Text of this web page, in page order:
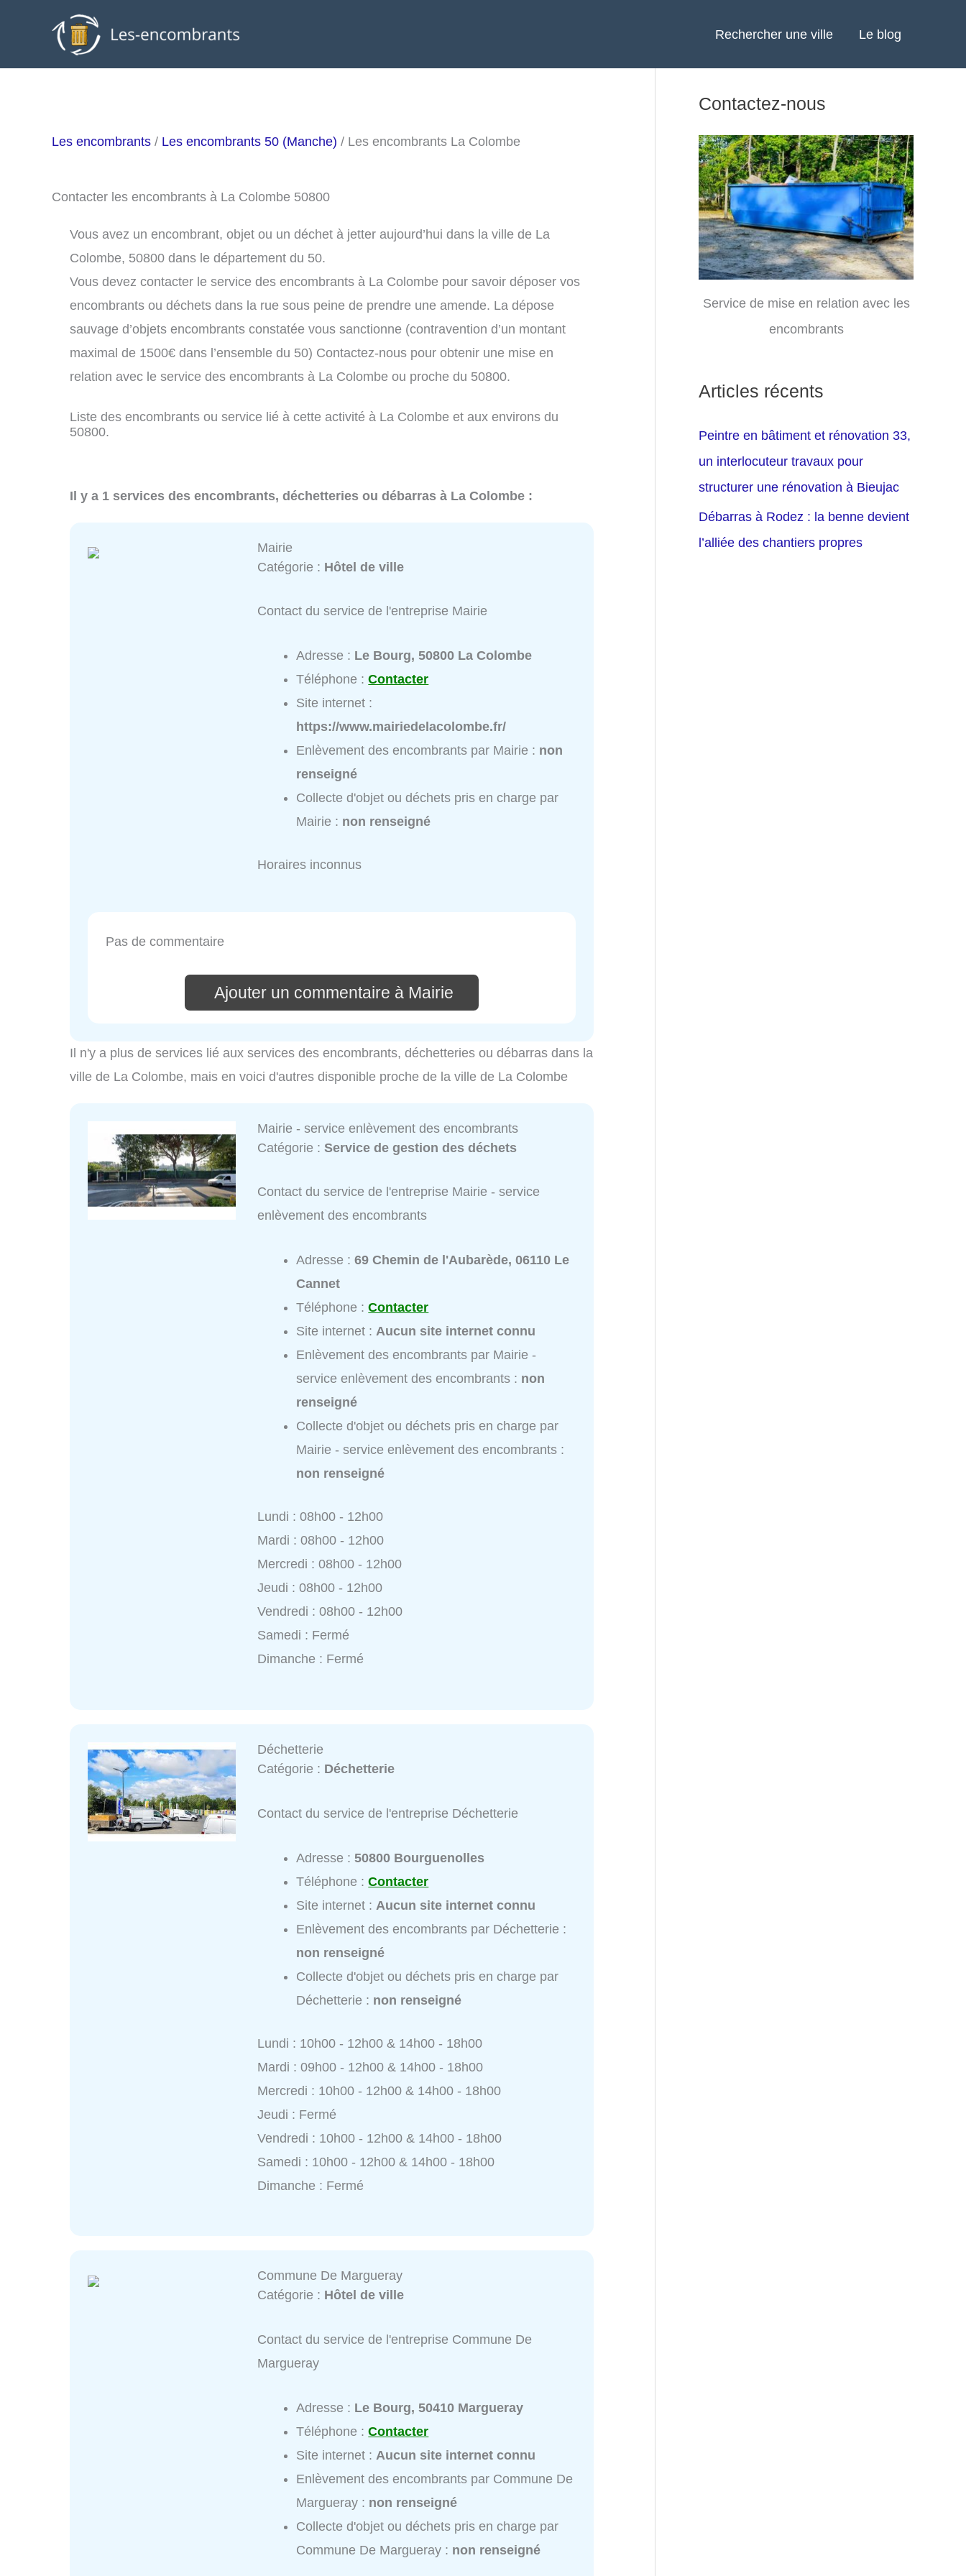
Rechercher une ville Le blog
Les encombrants / Les encombrants 50 (Manche) / Les encombrants La Colombe
Contacter les encombrants à La Colombe 50800
Vous avez un encombrant, objet ou un déchet à jetter aujourd’hui dans la ville de La
Colombe, 50800 dans le département du 50.
Vous devez contacter le service des encombrants à La Colombe pour savoir déposer vos
encombrants ou déchets dans la rue sous peine de prendre une amende. La dépose
sauvage d’objets encombrants constatée vous sanctionne (contravention d’un montant
maximal de 1500€ dans l’ensemble du 50) Contactez-nous pour obtenir une mise en
relation avec le service des encombrants à La Colombe ou proche du 50800.
Liste des encombrants ou service lié à cette activité à La Colombe et aux environs du
50800.
Il y a 1 services des encombrants, déchetteries ou débarras à La Colombe :
Mairie
Catégorie : Hôtel de ville
Contact du service de l'entreprise Mairie
Adresse : Le Bourg, 50800 La Colombe
Téléphone :Contacter
Site internet :
https://www.mairiedelacolombe.fr/
Enlèvement des encombrants par Mairie : non
renseigné
Collecte d'objet ou déchets pris en charge par
Mairie : non renseigné
Horaires inconnus
Pas de commentaire
Ajouter un commentaire à Mairie
Il n'y a plus de services lié aux services des encombrants, déchetteries ou débarras dans la
ville de La Colombe, mais en voici d'autres disponible proche de la ville de La Colombe
Mairie - service enlèvement des encombrants
Catégorie :Service de gestion des déchets
Contact du service de l'entreprise Mairie - service
enlèvement des encombrants
Adresse :69 Chemin de l'Aubarède, 06110 Le
Cannet
Téléphone :Contacter
Site internet :Aucun site internet connu
Enlèvement des encombrants par Mairie -
service enlèvement des encombrants : non
renseigné
Collecte d'objet ou déchets pris en charge par
Mairie - service enlèvement des encombrants :
non renseigné
Lundi : 08h00 - 12h00
Mardi : 08h00 - 12h00
Mercredi : 08h00 - 12h00
Jeudi : 08h00 - 12h00
Vendredi : 08h00 - 12h00
Samedi : Fermé
Dimanche : Fermé
Déchetterie
Catégorie : Déchetterie
Contact du service de l'entreprise Déchetterie
Adresse :50800 Bourguenolles
Téléphone :Contacter
Site internet : Aucun site internet connu
Enlèvement des encombrants par Déchetterie :
non renseigné
Collecte d'objet ou déchets pris en charge par
Déchetterie : non renseigné
Lundi : 10h00 - 12h00 & 14h00 - 18h00
Mardi : 09h00 - 12h00 & 14h00 - 18h00
Mercredi : 10h00 - 12h00 & 14h00 - 18h00
Jeudi : Fermé
Vendredi : 10h00 - 12h00 & 14h00 - 18h00
Samedi : 10h00 - 12h00 & 14h00 - 18h00
Dimanche : Fermé
Commune De Margueray
Catégorie : Hôtel de ville
Contact du service de l'entreprise Commune De
Margueray
Adresse : Le Bourg, 50410 Margueray
Téléphone :Contacter
Site internet : Aucun site internet connu
Enlèvement des encombrants par Commune De
Margueray : non renseigné
Collecte d'objet ou déchets pris en charge par
Commune De Margueray : non renseigné
Contactez-nous
Service de mise en relation avec les
encombrants
Articles récents
Peintre en bâtiment et rénovation 33,
un interlocuteur travaux pour
structurer une rénovation à Bieujac
Débarras à Rodez : la benne devient
l’alliée des chantiers propres